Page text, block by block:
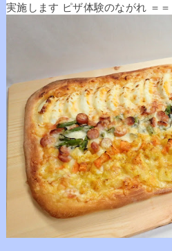
実施します ピザ体験のながれ ＝